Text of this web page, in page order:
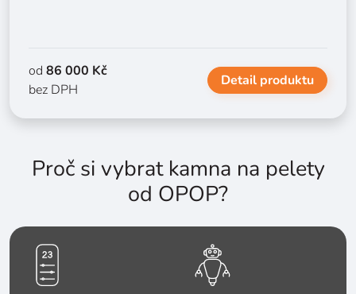
od 86 000 Kč
bez DPH
Detail produktu
Proč si vybrat kamna na pelety
od OPOP?